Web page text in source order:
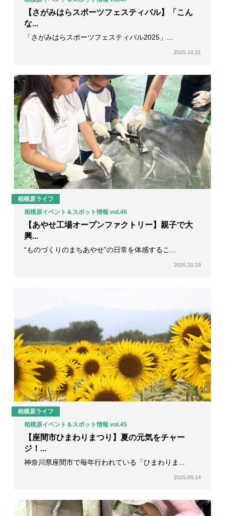
【さがみはらスポーツフェスティバル】「こん
な...
「さがみはらスポーツフェスティバル2025」...
2025.10.31
相模原ライフ
相模原イベント＆スポット情報 vol.46
【あやせ工場オープンファクトリー】親子で大
興...
“ものづくりのまちあやせ”の日常を体感するこ...
2025.10.19
相模原ライフ
相模原イベント＆スポット情報 vol.45
【座間市ひまわりまつり】夏の元気をチャー
ジ！...
神奈川県座間市で毎年行われている「ひまわりま...
2025.09.14